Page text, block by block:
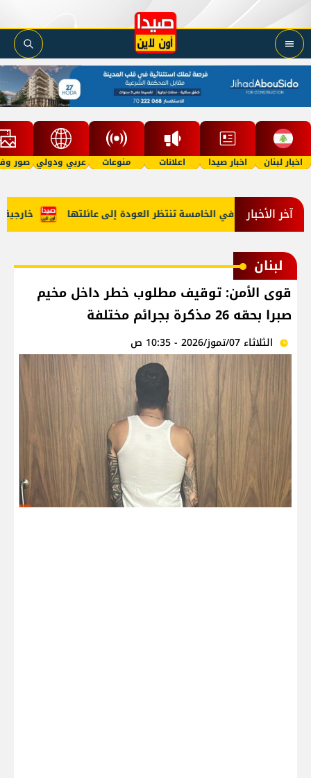
اخبار لبنان اخبار صيدا اعلانات منوعات عربي ودولي صور
آخر الأخبار خارجية طفلة في الخامسة تنتظر العودة إلى عائلتها
لبنان
قوى الأمن: توقيف مطلوب خطر داخل مخيم
صبرا بحقه 26 مذكرة بجرائم مختلفة
الثلاثاء 07/تموز/2026 - 10:35 ص